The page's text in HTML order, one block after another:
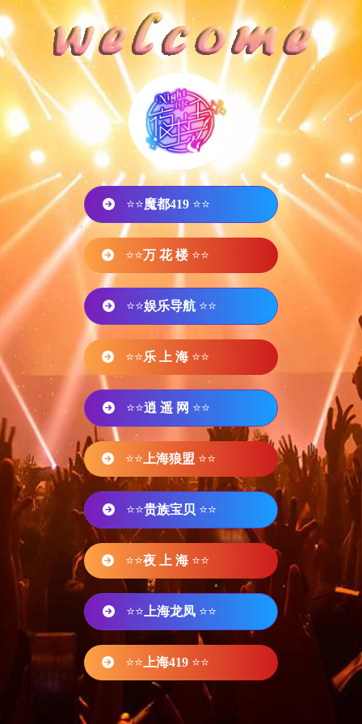
⭐⭐魔都419 ⭐⭐
⭐⭐万 花 楼 ⭐⭐
⭐⭐娱乐导航 ⭐⭐
⭐⭐乐 上 海 ⭐⭐
⭐⭐逍 遥 网 ⭐⭐
⭐⭐ 上海狼盟 ⭐⭐
⭐⭐贵族宝贝 ⭐⭐
⭐⭐夜 上 海 ⭐⭐
⭐⭐ 上海龙凤 ⭐⭐
⭐⭐ 上海419 ⭐⭐